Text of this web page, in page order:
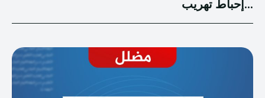
إحباط تهريب...